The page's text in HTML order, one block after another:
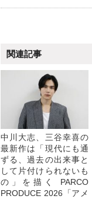
関連記事
中川大志、三谷幸喜の
最新作は「現代にも通
ずる、過去の出来事と
して片付けられないも
の」を描く PARCO
PRODUCE 2026「アメ